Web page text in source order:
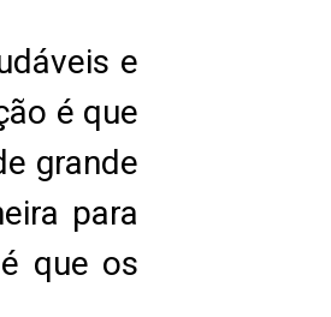
e
é que
grande
para
que os